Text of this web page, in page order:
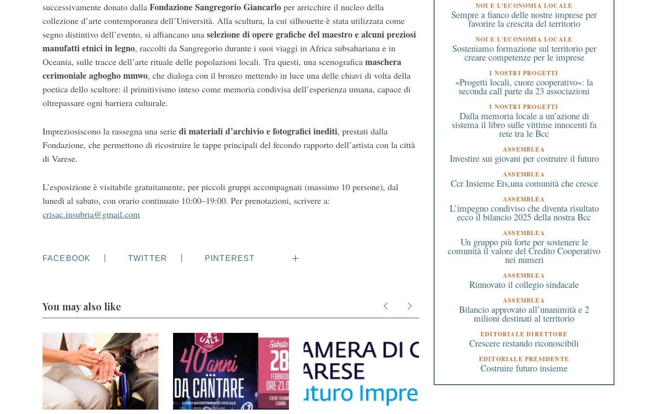
successivamente donato dalla Fondazione Sangregorio Giancarlo per arricchire il nucleo della
collezione d’arte contemporanea dell’Università. Alla scultura, la cui silhouette è stata utilizzata come
segno distintivo dell’evento, si affiancano una selezione di opere grafiche del maestro e alcuni preziosi
manufatti etnici in legno, raccolti da Sangregorio durante i suoi viaggi in Africa subsahariana e in
Oceania, sulle tracce dell’arte rituale delle popolazioni locali. Tra questi, una scenografica maschera
cerimoniale agbogho mmwo, che dialoga con il bronzo mettendo in luce una delle chiavi di volta della
poetica dello scultore: il primitivismo inteso come memoria condivisa dell’esperienza umana, capace di
oltrepassare ogni barriera culturale.
Impreziosiscono la rassegna una serie di materiali d’archivio e fotografici inediti, prestati dalla
Fondazione, che permettono di ricostruire le tappe principali del fecondo rapporto dell’artista con la città
di Varese.
L’esposizione è visitabile gratuitamente, per piccoli gruppi accompagnati (massimo 10 persone), dal
lunedì al sabato, con orario continuato 10:00–19:00. Per prenotazioni, scrivere a:
crisac.insubria@gmail.com
FACEBOOK TWITTER PINTEREST
You may also like
NOI E L'ECONOMIA LOCALE
Sempre a fianco delle nostre imprese per
favorire la crescita del territorio
NOI E L'ECONOMIA LOCALE
Sosteniamo formazione sul territorio per
creare competenze per le imprese
I NOSTRI PROGETTI
«Progetti locali, cuore cooperativo»: la
seconda call parte da 23 associazioni
I NOSTRI PROGETTI
Dalla memoria locale a un’azione di
sistema il libro sulle vittime innocenti fa
rete tra le Bcc
ASSEMBLEA
Investire sui giovani per costruire il futuro
ASSEMBLEA
Ccr Insieme Ets,una comunità che cresce
ASSEMBLEA
L’impegno condiviso che diventa risultato
ecco il bilancio 2025 della nostra Bcc
ASSEMBLEA
Un gruppo più forte per sostenere le
comunità il valore del Credito Cooperativo
nei numeri
ASSEMBLEA
Rinnovato il collegio sindacale
ASSEMBLEA
Bilancio approvato all’unanimità e 2
milioni destinati al territorio
EDITORIALE DIRETTORE
Crescere restando riconoscibili
EDITORIALE PRESIDENTE
Costruire futuro insieme